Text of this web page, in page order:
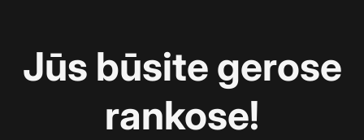
Jūs būsite gerose
rankose!